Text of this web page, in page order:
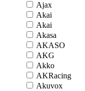
Ajax
Akai
Akai
Akasa
AKASO
AKG
Akko
AKRacing
Akuvox